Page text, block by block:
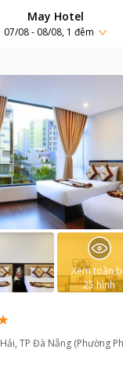
May Hotel
07/08 - 08/08, 1 đêm
TP Đà Nẵng (Phường
Xem toàn
25 hình